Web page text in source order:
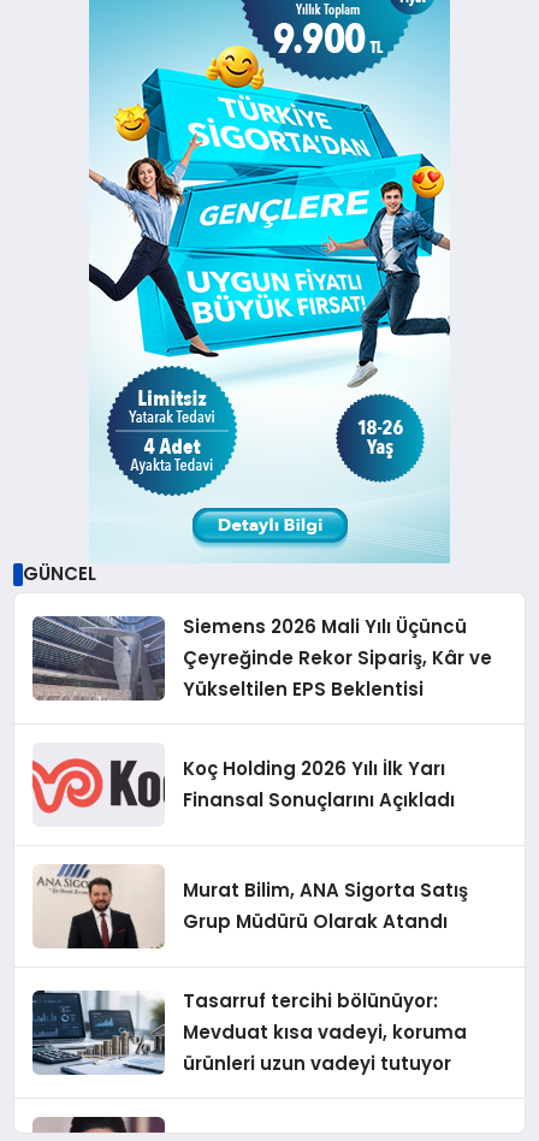
GÜNCEL
Siemens 2026 Mali Yılı Üçüncü
Çeyreğinde Rekor Sipariş, Kâr ve
Yükseltilen EPS Beklentisi
Koç Holding 2026 Yılı İlk Yarı
Finansal Sonuçlarını Açıkladı
Murat Bilim, ANA Sigorta Satış
Grup Müdürü Olarak Atandı
Tasarruf tercihi bölünüyor:
Mevduat kısa vadeyi, koruma
ürünleri uzun vadeyi tutuyor